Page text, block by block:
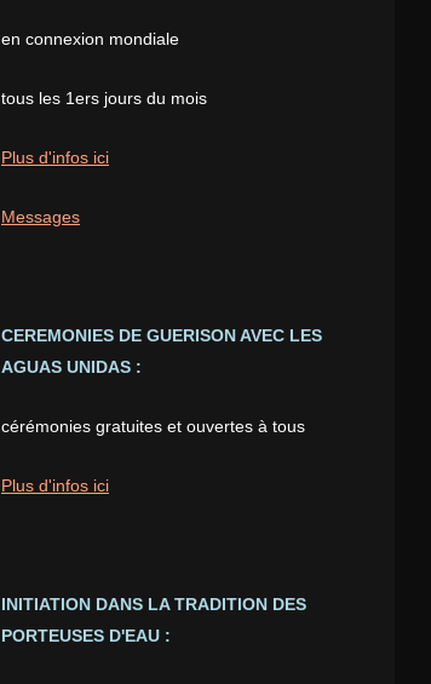
en connexion mondiale
tous les 1ers jours du mois
Plus d'infos ici
Messages
CEREMONIES DE GUERISON AVEC LES
AGUAS UNIDAS :
cérémonies gratuites et ouvertes à tous
Plus d'infos ici
INITIATION DANS LA TRADITION DES
PORTEUSES D'EAU :